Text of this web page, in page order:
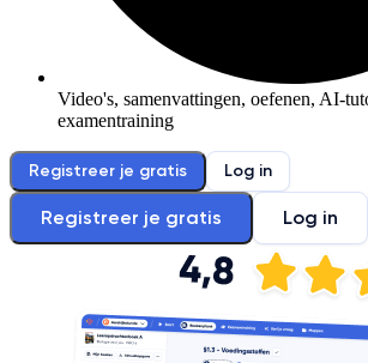
Video's, samenvattingen, oefenen, AI-
examentraining
Registreer je gratis Log in
Registreer je gratis Log in